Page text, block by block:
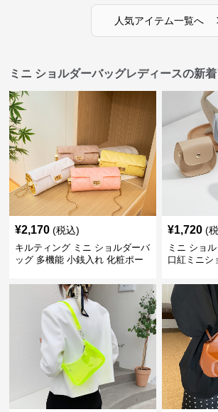
人気アイテム一覧へ
ミニ ショルダーバッグレディースの新
¥2,170 (税込)
キルティング ミニ ショルダーバ
ッグ 多機能 小銭入れ 化粧ポー
¥1,720 (
ミニ ショ
口紅ミニシ